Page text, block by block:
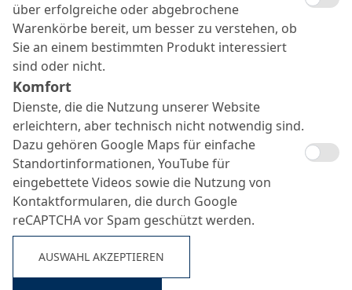
Suche ...
Betonverflüssiger
über erfolgreiche oder abgebrochene
Warenkörbe bereit, um besser zu verstehen, ob
Sie an einem bestimmten Produkt interessiert
sind oder nicht.
Komfort
Dienste, die die Nutzung unserer Website
erleichtern, aber technisch nicht notwendig sind.
Dazu gehören Google Maps für einfache
Standortinformationen, YouTube für
eingebettete Videos sowie die Nutzung von
Kontaktformularen, die durch Google
reCAPTCHA vor Spam geschützt werden.
AUSWAHL AKZEPTIEREN